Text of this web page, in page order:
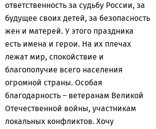
ответственность за судьбу России, за
будущее своих детей, за безопасность
жен и матерей. У этого праздника
есть имена и герои. На их плечах
лежат мир, спокойствие и
благополучие всего населения
огромной страны. Особая
благодарность – ветеранам Великой
Отечественной войны, участникам
локальных конфликтов. Хочу